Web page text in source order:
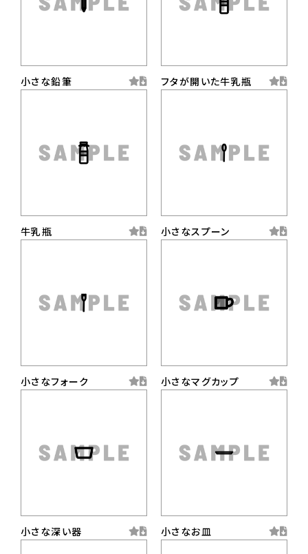
小さな鉛筆 フタが開いた牛乳瓶
牛乳瓶 小さなスプーン
小さなフォーク 小さなマグカップ
小さな深い器 小さなお皿